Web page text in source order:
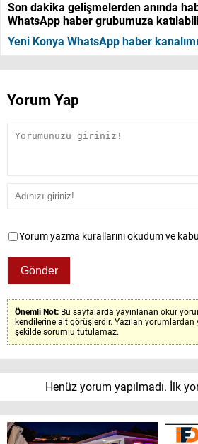
Son dakika gelişmelerden anında
WhatsApp haber grubumuza
Yeni Konya WhatsApp haber
Yorum Yap
Yorum yazma kurallarını okudum ve
Önemli Not: Bu sayfalarda yayınlanan okur
kendilerine ait görüşlerdir. Yazılan
şekilde sorumlu tutulamaz.
Henüz yorum yapılmadı. İlk